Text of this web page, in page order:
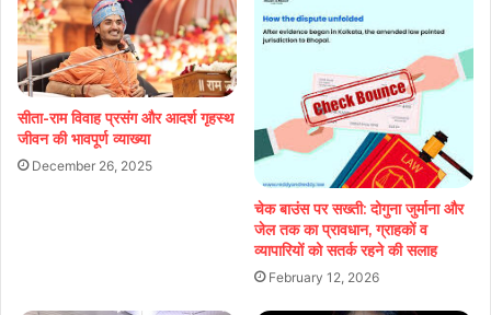
सीता-राम विवाह प्रसंग और आदर्श गृहस्थ
जीवन की भावपूर्ण व्याख्या
December 26, 2025
चेक बाउंस पर सख्ती: दोगुना जुर्माना और
जेल तक का प्रावधान, ग्राहकों व
व्यापारियों को सतर्क रहने की सलाह
February 12, 2026